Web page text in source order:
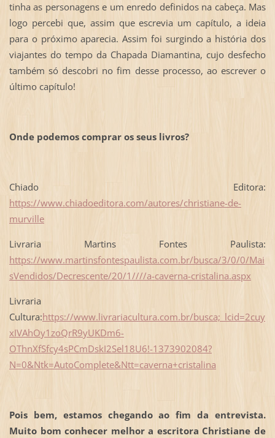
tinha as personagens e um enredo definidos na cabeça. Mas
logo percebi que, assim que escrevia um capítulo, a ideia
para o próximo aparecia. Assim foi surgindo a história dos
viajantes do tempo da Chapada Diamantina, cujo desfecho
também só descobri no fim desse processo, ao escrever o
último capítulo!
Onde podemos comprar os seus livros?
Chiado Editora:
https://www.chiadoeditora.com/autores/christiane-de-
murville
Livraria Martins Fontes Paulista:
https://www.martinsfontespaulista.com.br/busca/3/0/0/Mai
sVendidos/Decrescente/20/1////a-caverna-cristalina.aspx
Livraria
Cultura:https://www.livrariacultura.com.br/busca;_lcid=2cuy
xIVAhOy1zoQrR9yUKDm6-
OThnXfSfcy4sPCmDskI2Sel18U6!-1373902084?
N=0&Ntk=AutoComplete&Ntt=caverna+cristalina
Pois bem, estamos chegando ao fim da entrevista.
Muito bom conhecer melhor a escritora Christiane de